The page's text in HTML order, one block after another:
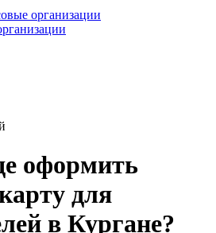
организации
оформить
для
в Кургане?